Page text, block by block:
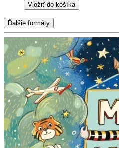
Vložiť do košíka
Ďalšie formáty